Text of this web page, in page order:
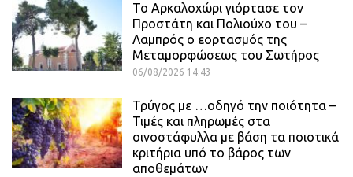
Το Αρκαλοχώρι γιόρτασε τον
Προστάτη και Πολιούχο του –
Λαμπρός ο εορτασμός της
Μεταμορφώσεως του Σωτήρος
06/08/2026 14:43
Τρύγος με …οδηγό την ποιότητα –
Τιμές και πληρωμές στα
οινοστάφυλλα με βάση τα ποιοτικά
κριτήρια υπό το βάρος των
αποθεμάτων